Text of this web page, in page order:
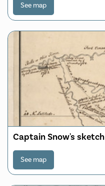
See map
Captain Snow's sketch
See map